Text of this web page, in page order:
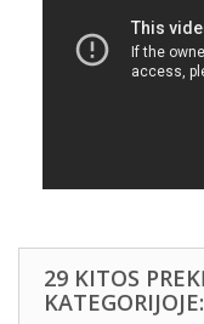
29 KITOS
KATEGORIJOJE: